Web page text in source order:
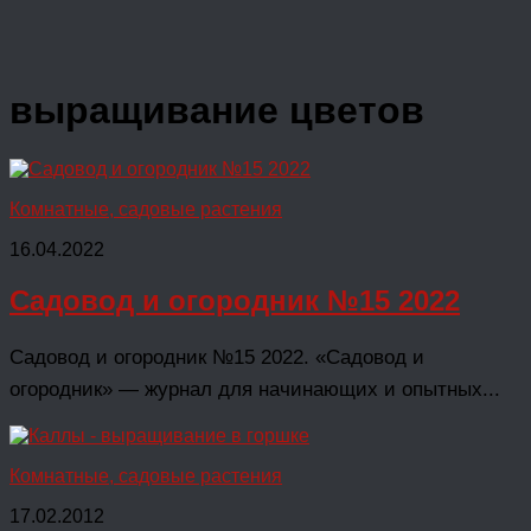
выращивание цветов
Комнатные, садовые растения
16.04.2022
Садовод и огородник №15 2022
Садовод и огородник №15 2022. «Садовод и
огородник» — журнал для начинающих и опытных...
Комнатные, садовые растения
17.02.2012